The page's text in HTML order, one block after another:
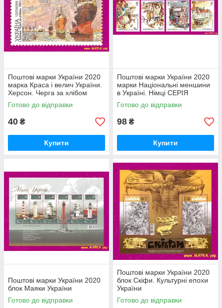
Поштові марки України 2020
марка Краса і велич України.
Херсон. Черга за хлібом
Готово до відправки
40 ₴
Купити
Поштові марки України 2020
марки Національні меншини
в Україні. Німці СЕРІЯ
Готово до відправки
98 ₴
Купити
Поштові марки України 2020
блок Маяки України
Готово до відправки
Поштові марки України 2020
блок Скіфи. Культурні епохи
України
Готово до відправки